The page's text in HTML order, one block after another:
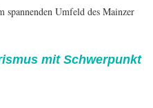
spannenden Umfeld des Mainzer
mit Schwerpunkt